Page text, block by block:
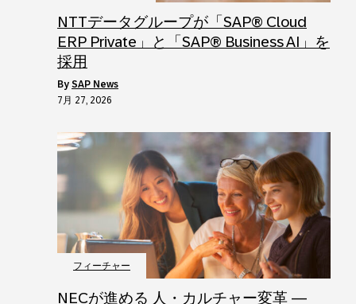
NTTデータグループが「SAP® Cloud
ERP Private」と「SAP® Business AI」を
採用
by SAP News
7月 27, 2026
フィーチャー
NECが進める 人・カルチャー変革 ―